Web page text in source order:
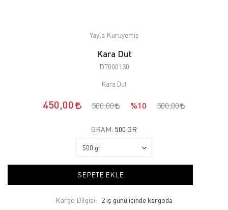
Yayla Kuruyemiş
Kara Dut
DT000130
Kara Dut
450,00 500,00 %10 500,00
GRAM: 500 GR
SEPETE EKLE
Kargo Bilgisi: 2 iş günü içinde kargoda